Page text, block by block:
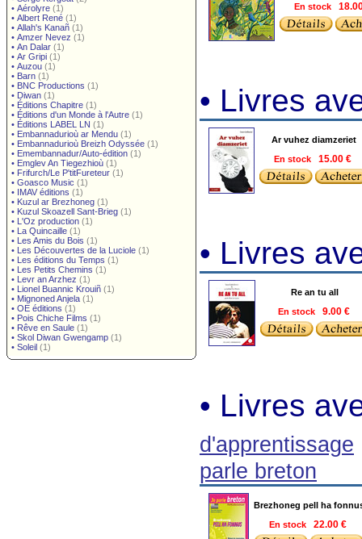
• Aérolyre (1)
• Albert René (1)
• Allah's Kanañ (1)
• Amzer Nevez (1)
• An Dalar (1)
• Ar Gripi (1)
• Auzou (1)
• Barn (1)
• BNC Productions (1)
• Diwan (1)
• Éditions Chapitre (1)
• Éditions d'un Monde à l'Autre (1)
• Éditions LABEL LN (1)
• Embannadurioù ar Mendu (1)
• Embannadurioù Breizh Odyssée (1)
• Emembannadur/Auto-édition (1)
• Emglev An Tiegezhioù (1)
• Frifurch/Le P'titFureteur (1)
• Goasco Music (1)
• IMAV éditions (1)
• Kuzul ar Brezhoneg (1)
• Kuzul Skoazell Sant-Brieg (1)
• L'Oz production (1)
• La Quincaille (1)
• Les Amis du Bois (1)
• Les Découvertes de la Luciole (1)
• Les éditions du Temps (1)
• Les Petits Chemins (1)
• Levr an Arzhez (1)
• Lionel Buannic Krouiñ (1)
• Mignoned Anjela (1)
• OE éditions (1)
• Pois Chiche Films (1)
• Rêve en Saule (1)
• Skol Diwan Gwengamp (1)
• Soleil (1)
En stock
• Livres
Ar vuhez diamzeriet
En stock
15.00 €
• Livres
Re an tu all
En stock
9.00 €
• Livres
d'apprentissage
parle breton
Brezhoneg pell ha
En stock
22.00 €